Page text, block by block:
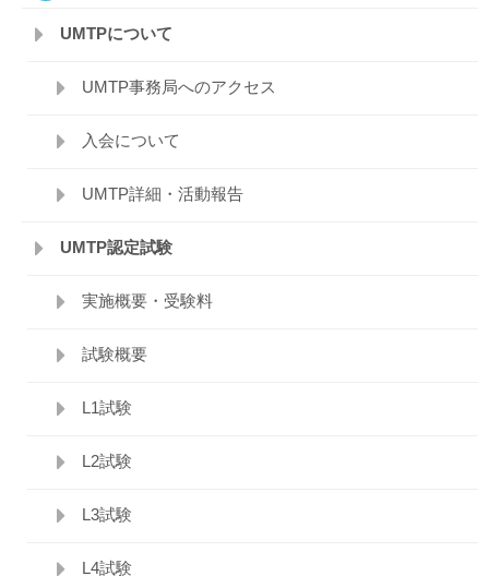
UMTPについて
UMTP事務局へのアクセス
入会について
UMTP詳細・活動報告
UMTP認定試験
実施概要・受験料
試験概要
L1試験
L2試験
L3試験
L4試験